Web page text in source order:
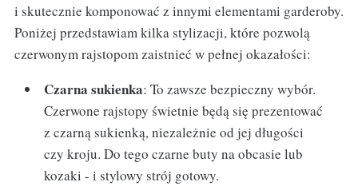
i skutecznie komponować z innymi elementami garderoby.
Poniżej przedstawiam kilka stylizacji, które pozwolą
czerwonym rajstopom zaistnieć w pełnej okazałości:
Czarna sukienka: To zawsze bezpieczny wybór.
Czerwone rajstopy świetnie będą się prezentować
z czarną sukienką, niezależnie od jej długości
czy kroju. Do tego czarne buty na obcasie lub
kozaki - i stylowy strój gotowy.